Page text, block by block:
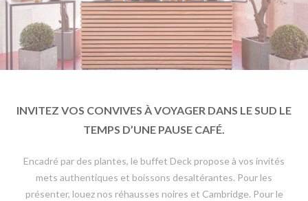
INVITEZ VOS CONVIVES À VOYAGER DANS LE SUD LE
TEMPS D’UNE PAUSE CAFÉ.
Encadré par des plantes, le buffet Deck propose à vos invités
mets authentiques et boissons desaltérantes. Pour les
présenter, louez nos réhausses noires et Cambridge. Pour le